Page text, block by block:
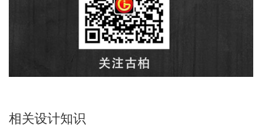
相关设计知识